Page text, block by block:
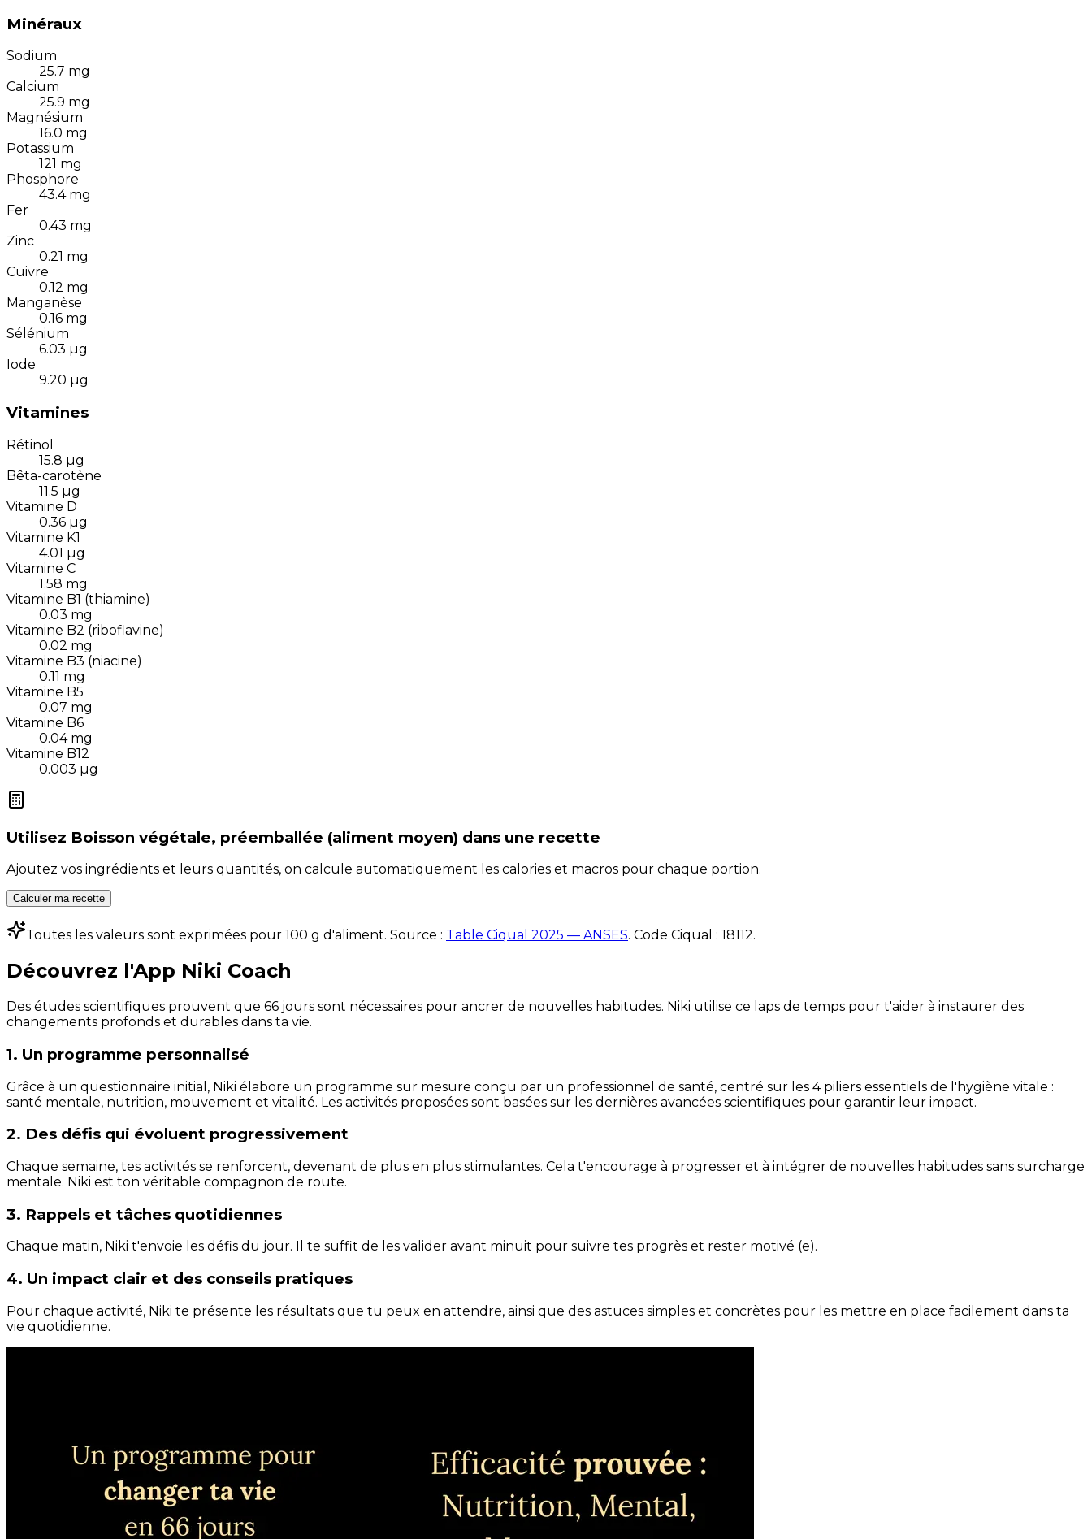
Minéraux
Sodium
25.7 mg
Calcium
25.9 mg
Magnésium
16.0 mg
Potassium
121 mg
Phosphore
43.4 mg
Fer
0.43 mg
Zinc
0.21 mg
Cuivre
0.12 mg
Manganèse
0.16 mg
Sélénium
6.03 µg
Iode
9.20 µg
Vitamines
Rétinol
15.8 µg
Bêta-carotène
11.5 µg
Vitamine D
0.36 µg
Vitamine K1
4.01 µg
Vitamine C
1.58 mg
Vitamine B1 (thiamine)
0.03 mg
Vitamine B2 (riboflavine)
0.02 mg
Vitamine B3 (niacine)
0.11 mg
Vitamine B5
0.07 mg
Vitamine B6
0.04 mg
Vitamine B12
0.003 µg
Utilisez Boisson végétale, préemballée (aliment moyen) dans une recette
Ajoutez vos ingrédients et leurs quantités, on calcule automatiquement les calories et macros pour chaque portion.
Calculer ma recette
Toutes les valeurs sont exprimées pour 100 g d'aliment. Source : Table Ciqual 2025 — ANSES. Code Ciqual : 18112.
Découvrez l'App Niki Coach
Des études scientifiques prouvent que 66 jours sont nécessaires pour ancrer de nouvelles habitudes. Niki utilise ce laps de temps pour t'aider à instaurer des
changements profonds et durables dans ta vie.
1. Un programme personnalisé
Grâce à un questionnaire initial, Niki élabore un programme sur mesure conçu par un professionnel de santé, centré sur les 4 piliers essentiels de l'hygiène vitale :
santé mentale, nutrition, mouvement et vitalité. Les activités proposées sont basées sur les dernières avancées scientifiques pour garantir leur impact.
2. Des défis qui évoluent progressivement
Chaque semaine, tes activités se renforcent, devenant de plus en plus stimulantes. Cela t'encourage à progresser et à intégrer de nouvelles habitudes sans surcharge
mentale. Niki est ton véritable compagnon de route.
3. Rappels et tâches quotidiennes
Chaque matin, Niki t'envoie les défis du jour. Il te suffit de les valider avant minuit pour suivre tes progrès et rester motivé (e).
4. Un impact clair et des conseils pratiques
Pour chaque activité, Niki te présente les résultats que tu peux en attendre, ainsi que des astuces simples et concrètes pour les mettre en place facilement dans ta
vie quotidienne.